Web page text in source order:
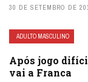
30 DE SETEMBRO DE
ADULTO MASCULINO
Após jogo
vai a Franca